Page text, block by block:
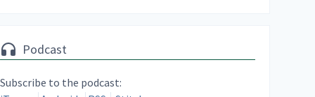
Podcast
Subscribe to the podcast: